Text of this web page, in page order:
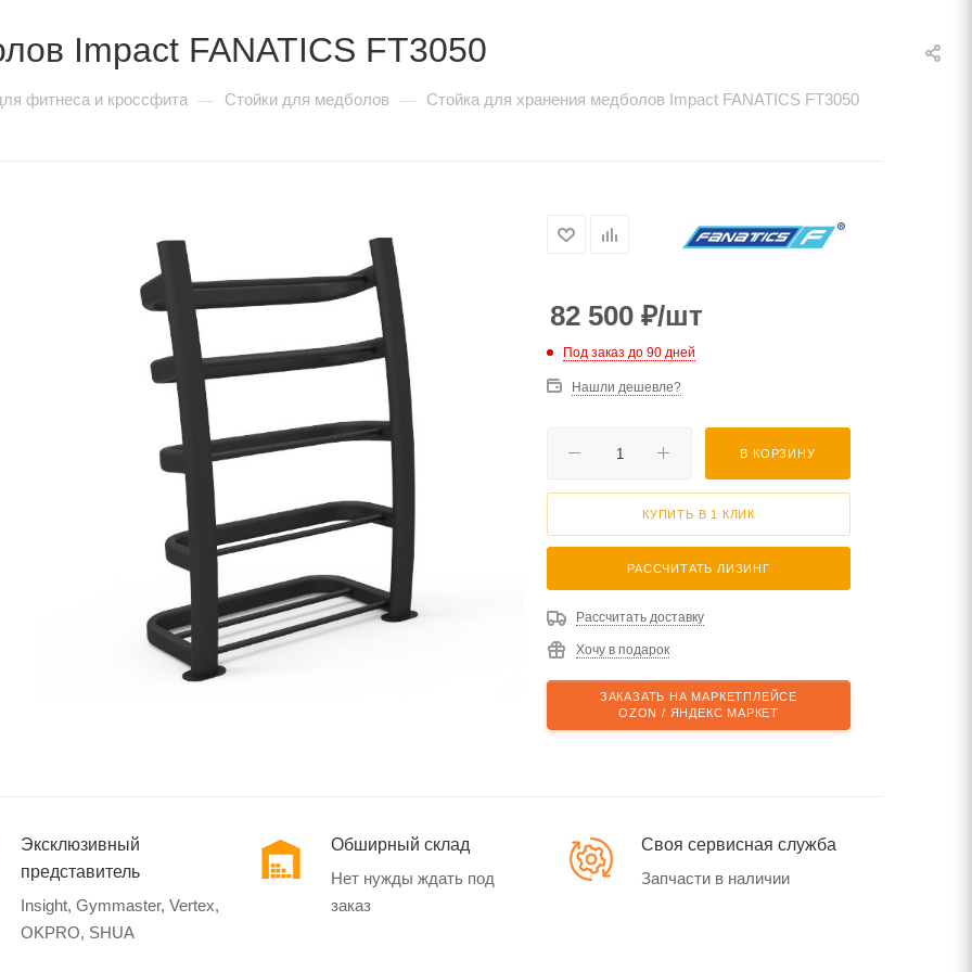
Impact FANATICS FT3050
фитнеса и кроссфита — Стойки для медболов — Стойка для хранения медболов Impact FANATICS FT3050
82 500 ₽/шт
Под заказ до 90 дней
Нашли дешевле?
В КОРЗИНУ
КУПИТЬ В 1 КЛИК
РАССЧИТАТЬ ЛИЗИНГ
Рассчитать доставку
Хочу в подарок
ЗАКАЗАТЬ НА МАРКЕТПЛЕЙСЕ
OZON / ЯНДЕКС МАРКЕТ
Эксклюзивный
представитель
Insight, Gymmaster, Vertex,
OKPRO, SHUA
Обширный склад
Нет нужды ждать под
заказ
Своя сервисная служба
Запчасти в наличии